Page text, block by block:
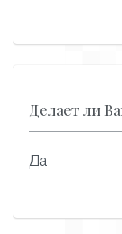
Делает ли
Да